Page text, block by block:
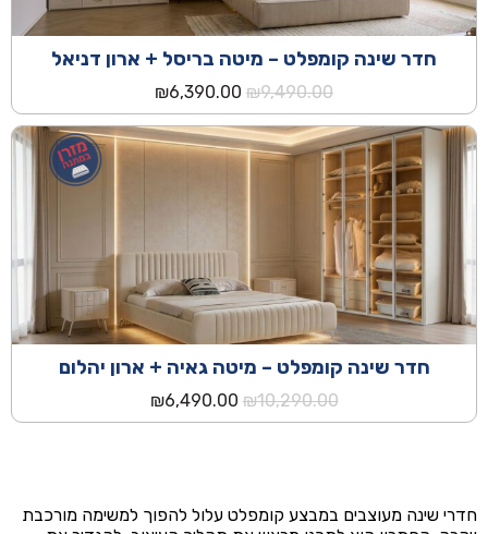
חדר שינה קומפלט – מיטה בריסל + ארון דניאל
₪9,490.00
המחיר
המקורי
היה:
₪9,490.00.
₪6,390.00
הנוכחי
הוא:
₪6,390.00.
חדר שינה קומפלט – מיטה גאיה + ארון יהלום
₪10,290.00
המחיר
המקורי
₪6,490.00
הנוכחי
חדרי שינה מעוצבים במבצע קומפלט עלול להפוך למשימה מורכבת